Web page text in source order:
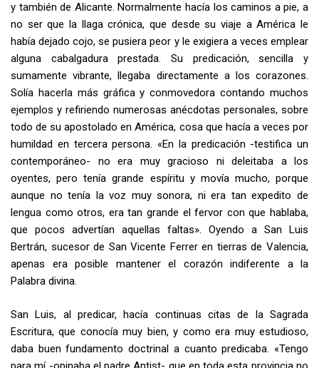
y también de Alicante. Normalmente hacía los caminos a pie, a
no ser que la llaga crónica, que desde su viaje a América le
había dejado cojo, se pusiera peor y le exigiera a veces emplear
alguna cabalgadura prestada. Su predicación, sencilla y
sumamente vibrante, llegaba directamente a los corazones.
Solía hacerla más gráfica y conmovedora contando muchos
ejemplos y refiriendo numerosas anécdotas personales, sobre
todo de su apostolado en América, cosa que hacía a veces por
humildad en tercera persona. «En la predicación -testifica un
contemporáneo- no era muy gracioso ni deleitaba a los
oyentes, pero tenía grande espíritu y movía mucho, porque
aunque no tenía la voz muy sonora, ni era tan expedito de
lengua como otros, era tan grande el fervor con que hablaba,
que pocos advertían aquellas faltas». Oyendo a San Luis
Bertrán, sucesor de San Vicente Ferrer en tierras de Valencia,
apenas era posible mantener el corazón indiferente a la
Palabra divina.
San Luis, al predicar, hacía continuas citas de la Sagrada
Escritura, que conocía muy bien, y como era muy estudioso,
daba buen fundamento doctrinal a cuanto predicaba. «Tengo